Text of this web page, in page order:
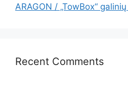
ARAGON / „TowBox“
Recent Comments